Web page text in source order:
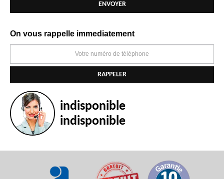
On vous rappelle immediatement
indisponible
indisponible